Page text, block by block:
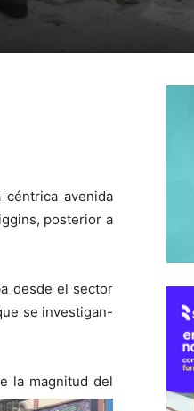
avenida
posterior a
desde el sector
se investigan-
la magnitud del